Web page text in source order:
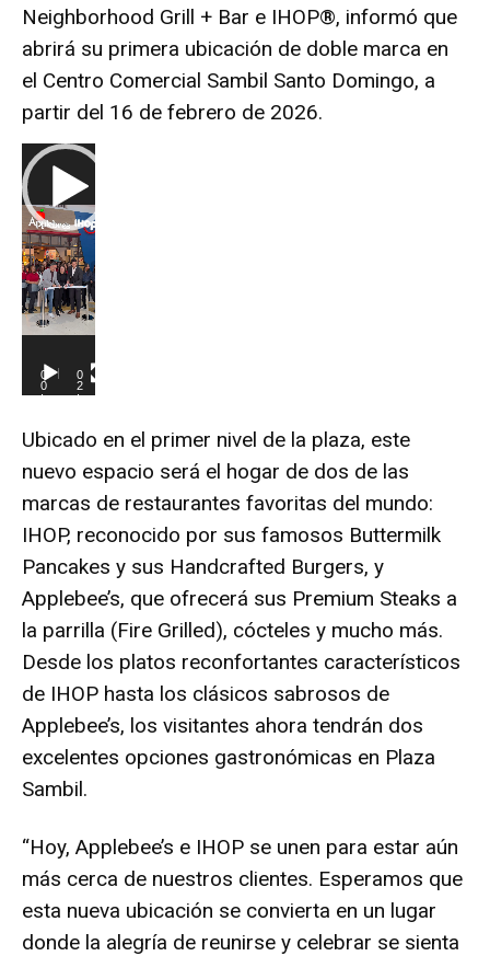
Neighborhood Grill + Bar e IHOP®, informó que
abrirá su primera ubicación de doble marca en
el Centro Comercial Sambil Santo Domingo, a
partir del 16 de febrero de 2026.
R
e
p
r
o
d
u
r
d
e
v
í
e
o
0
0
:
0
2
:
Ubicado en el primer nivel de la plaza, este
nuevo espacio será el hogar de dos de las
marcas de restaurantes favoritas del mundo:
IHOP, reconocido por sus famosos Buttermilk
Pancakes y sus Handcrafted Burgers, y
Applebee’s, que ofrecerá sus Premium Steaks a
la parrilla (Fire Grilled), cócteles y mucho más.
Desde los platos reconfortantes característicos
de IHOP hasta los clásicos sabrosos de
Applebee’s, los visitantes ahora tendrán dos
excelentes opciones gastronómicas en Plaza
Sambil.
“Hoy, Applebee’s e IHOP se unen para estar aún
más cerca de nuestros clientes. Esperamos que
esta nueva ubicación se convierta en un lugar
donde la alegría de reunirse y celebrar se sienta